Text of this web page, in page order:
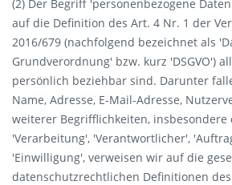
(2) Der Begriff 'personenbezogene
auf die Definition des Art. 4 Nr. 1 der
2016/679 (nachfolgend bezeichnet als
Grundverordnung' bzw. kurz 'DSGVO')
persönlich beziehbar sind. Darunter
Name, Adresse, E-Mail-Adresse,
weiterer Begrifflichkeiten, insbesondere
'Verarbeitung', 'Verantwortlicher',
'Einwilligung', verweisen wir auf die
datenschutzrechtlichen Definitionen des